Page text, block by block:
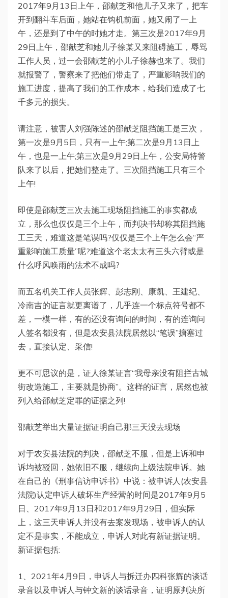
2017年9月13日上午，邵献芝和他儿子又来了，把车
开到翻斗车后面，她站在钩机前面，她又闹了一上
午，还是到了中午的时她才走。第三次是2017年9月
29日上午，邵献芝和她儿子徐某又来阻碍施工，辱骂
工作人员，过一会邵献芝的小儿子徐赫也来了。我们
就报警了，警察来了把他们带走了，严重影响我们的
施工进度，提高了我们的工作成本，给我们造成了七
千多元的损失。
请注意，被害人刘强陈述的邵献芝阻挡施工是三次，
第一次是9月5日，只有一上午;第二次是9月13日上
午，也是一上午;第三次是9月29日上午，公安局特警
队来了以后，把她们整走了。三次阻挡施工只有三个
上午!
即使是邵献芝三次去施工现场阻挡施工的事实都成
立，那么也仅仅是三个上午，而判决书却称其阻挡施
工三天，难道这是笔误吗?仅仅是三个上午怎么会“严
重影响施工质量”呢?难道这个老太太有三头六臂或是
什么呼风唤雨的法术不成吗?
而五名机关工作人员张辉、彭志刚、康凯、王建纪、
冷南吉的证言就更离谱了，几乎连一个标点符号都不
差，一模一样，有的还没有询问的时间，有的连询问
人签名都没有，但是农安县法院居然以“笔误”搪塞过
去，直接认定、采信!
更不可思议的是，证人徐某证言“我母亲没有阻拦古城
街改造施工，主要就是协商”。这样的证言，居然也被
列入给邵献芝定罪的证据之列!
邵献芝举出大量证据证明自己那三天没去现场
对于农安县法院的判决，邵献芝不服，但是上诉和申
诉均被驳回，她依旧不服，继续向上级法院申诉。她
在自己的《刑事信访申诉书》中说：被申诉人(农安县
法院)认定申诉人破坏生产经营的时间是2017年9月5
日、2017年9月13日和2017年9月29日，但实际
上，这三天申诉人并没有去案发现场，被申诉人的认
定不是事实，不能成立，申诉人对此有新证据证明。
新证据包括:
1、2021年4月9日，申诉人与拆迁办四科张辉的谈话
录音以及申诉人与钟文新的谈话录音，证明原判决所